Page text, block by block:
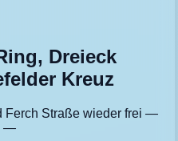
Dreieck
Kreuz
Ferch Straße wieder frei—
—